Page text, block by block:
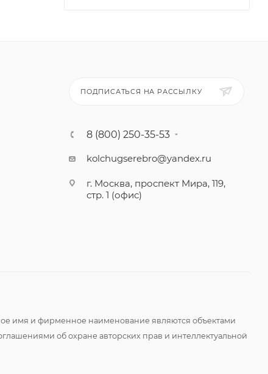
ПОДПИСАТЬСЯ НА РАССЫЛКУ
8 (800) 250-35-53
kolchugserebro@yandex.ru
г. Москва, проспект Мира, 119,
стр. 1 (офис)
имя и фирменное наименование являются объектами
об охране авторских прав и интеллектуальной